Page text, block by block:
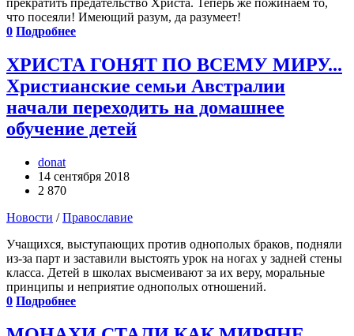
прекратить предательство Христа. Теперь же пожинаем то,
что посеяли! Имеющий разум, да разумеет!
0 Подробнее
ХРИСТА ГОНЯТ ПО ВСЕМУ МИРУ...
Христианские семьи Австралии
начали переходить на домашнее
обучение детей
donat
14 сентября 2018
2 870
Новости /Православие
Учащихся, выступающих против однополых браков, подняли
из-за парт и заставили выстоять урок на ногах у задней стены
класса. Детей в школах высмеивают за их веру, моральные
принципы и неприятие однополых отношений.
0 Подробнее